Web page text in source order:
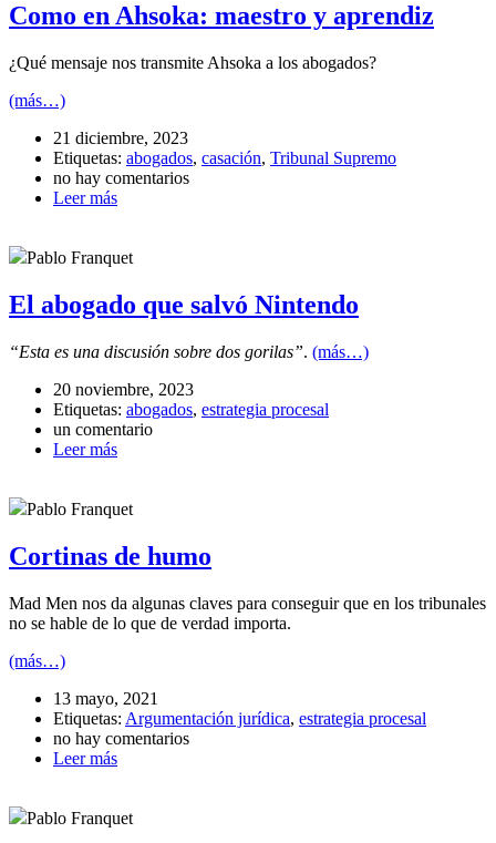
Como en Ahsoka: maestro y aprendiz
¿Qué mensaje nos transmite Ahsoka a los abogados?
(más…)
21 diciembre, 2023
Etiquetas: abogados, casación, Tribunal Supremo
no hay comentarios
Leer más
Pablo Franquet
El abogado que salvó Nintendo
“Esta es una discusión sobre dos gorilas”. (más…)
20 noviembre, 2023
Etiquetas: abogados, estrategia procesal
un comentario
Leer más
Pablo Franquet
Cortinas de humo
Mad Men nos da algunas claves para conseguir que en los tribunales
no se hable de lo que de verdad importa.
(más…)
13 mayo, 2021
Etiquetas: Argumentación jurídica, estrategia procesal
no hay comentarios
Leer más
Pablo Franquet